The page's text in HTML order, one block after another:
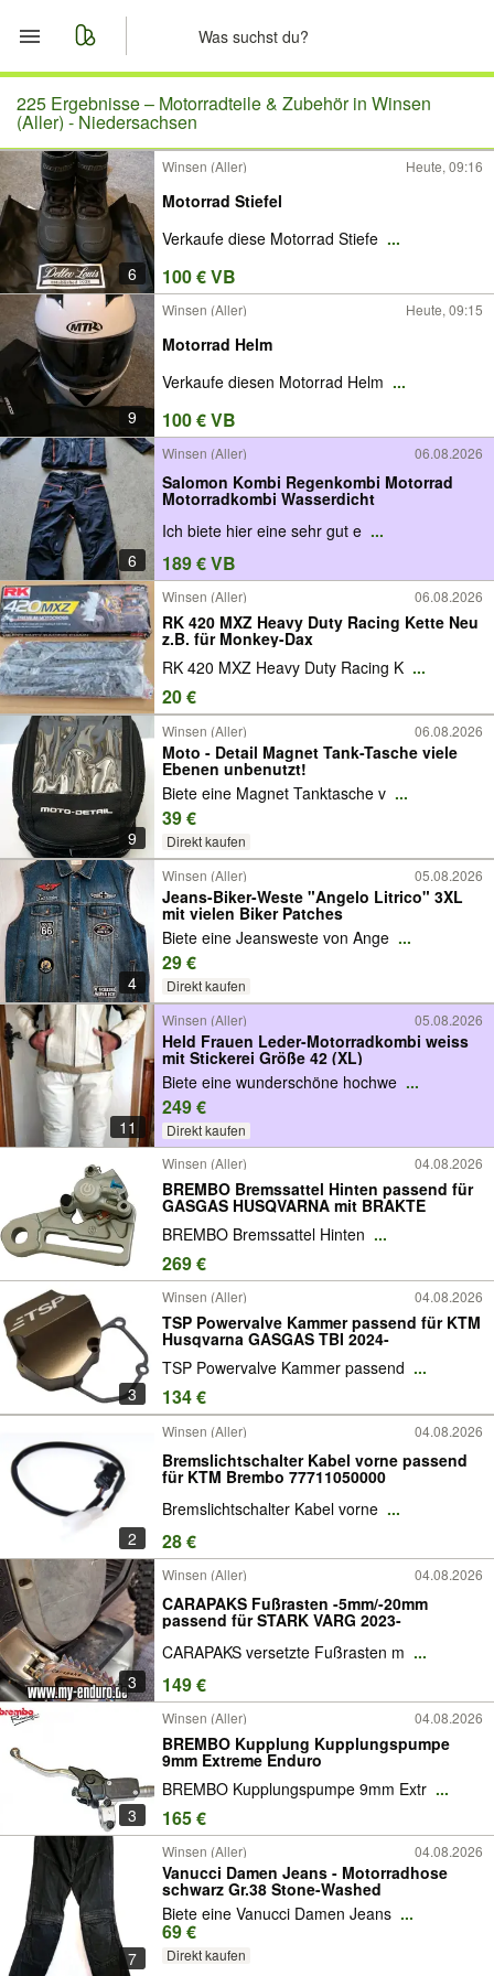
Start
Merkliste
Nachrichten
Anzeige aufgeben
225 Ergebnisse – Motorradteile & Zubehör in Winsen
(Aller) - Niedersachsen
6
Winsen (Aller) Heute, 09:16
Motorrad Stiefel
Verkaufe diese Motorrad Stiefe ...
100 € VB
9
Winsen (Aller) Heute, 09:15
Motorrad Helm
Verkaufe diesen Motorrad Helm ...
100 € VB
6
Winsen (Aller) 06.08.2026
Salomon Kombi Regenkombi Motorrad
Motorradkombi Wasserdicht
Ich biete hier eine sehr gut e ...
189 € VB
Winsen (Aller) 06.08.2026
RK 420 MXZ Heavy Duty Racing Kette Neu
z.B. für Monkey-Dax
RK 420 MXZ Heavy Duty Racing K ...
20 €
9
Winsen (Aller) 06.08.2026
Moto - Detail Magnet Tank-Tasche viele
Ebenen unbenutzt!
Biete eine Magnet Tanktasche v ...
39 €
Direkt kaufen
4
Winsen (Aller) 05.08.2026
Jeans-Biker-Weste "Angelo Litrico" 3XL
mit vielen Biker Patches
Biete eine Jeansweste von Ange ...
29 €
Direkt kaufen
11
Winsen (Aller) 05.08.2026
Held Frauen Leder-Motorradkombi weiss
mit Stickerei Größe 42 (XL)
Biete eine wunderschöne hochwe ...
249 €
Direkt kaufen
Winsen (Aller)
04.08.2026
BREMBO Bremssattel Hinten passend für
GASGAS HUSQVARNA mit BRAKTE
BREMBO Bremssattel Hinten ...
269 €
3
Winsen (Aller) 04.08.2026
TSP Powervalve Kammer passend für KTM
Husqvarna GASGAS TBI 2024-
TSP Powervalve Kammer passend ...
134 €
2
Winsen (Aller) 04.08.2026
Bremslichtschalter Kabel vorne passend
für KTM Brembo 77711050000
Bremslichtschalter Kabel vorne ...
28 €
3
Winsen (Aller) 04.08.2026
CARAPAKS Fußrasten -5mm/-20mm
passend für STARK VARG 2023-
CARAPAKS versetzte Fußrasten m ...
149 €
3
Winsen (Aller) 04.08.2026
BREMBO Kupplung Kupplungspumpe
9mm Extreme Enduro
BREMBO Kupplungspumpe 9mm Extr ...
165 €
7
Winsen (Aller) 04.08.2026
Vanucci Damen Jeans - Motorradhose
schwarz Gr.38 Stone-Washed
Biete eine Vanucci Damen Jeans ...
69 €
Direkt kaufen